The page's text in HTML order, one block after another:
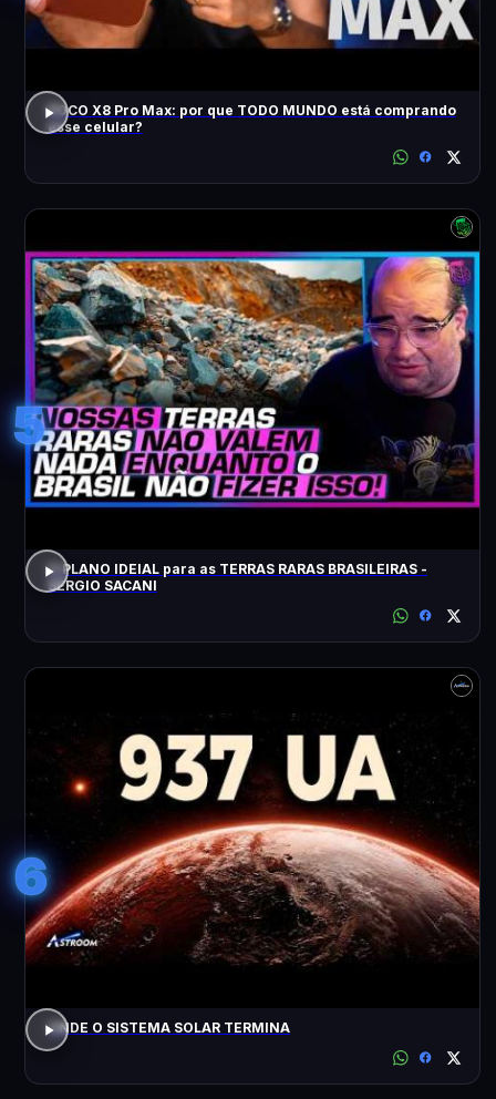
POCO X8 Pro Max: por que TODO MUNDO está comprando
esse celular?
5
O PLANO IDEIAL para as TERRAS RARAS BRASILEIRAS -
SÉRGIO SACANI
6
ONDE O SISTEMA SOLAR TERMINA